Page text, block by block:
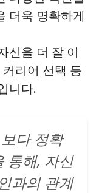
더욱 명확하게
신을 더 잘 이
리어 선택 등
니다.
다 정확
통해, 자신
과의 관계